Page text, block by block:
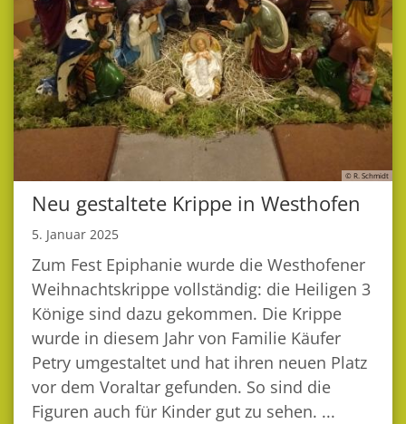
© R. Schmidt
Neu gestaltete Krippe in Westhofen
5. Januar 2025
Zum Fest Epiphanie wurde die Westhofener
Weihnachtskrippe vollständig: die Heiligen 3
Könige sind dazu gekommen. Die Krippe
wurde in diesem Jahr von Familie Käufer
Petry umgestaltet und hat ihren neuen Platz
vor dem Voraltar gefunden. So sind die
Figuren auch für Kinder gut zu sehen. ...